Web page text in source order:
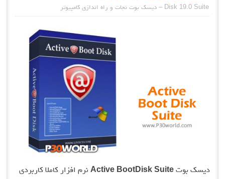
Disk 19.0 Suite – دیسک بوت نجات و راه اندازی کامپیوتر
دیسک بوتActive BootDisk Suite نرم افزار کاملا کاربردی